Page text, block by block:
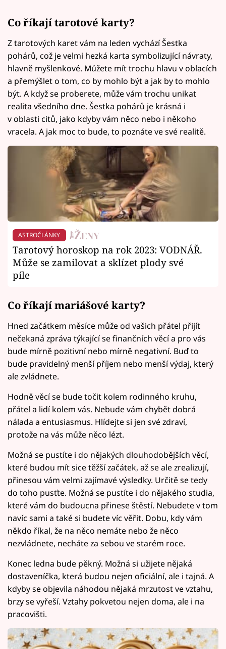
Co říkají tarotové karty?
Z tarotových karet vám na leden vychází Šestka
pohárů, což je velmi hezká karta symbolizující návraty,
hlavně myšlenkové. Můžete mít trochu hlavu v oblacích
a přemýšlet o tom, co by mohlo být a jak by to mohlo
být. A když se proberete, může vám trochu unikat
realita všedního dne. Šestka pohárů je krásná i
v oblasti citů, jako kdyby vám něco nebo i někoho
vracela. A jak moc to bude, to poznáte ve své realitě.
ASTROČLÁNKY
Tarotový horoskop na rok 2023: VODNÁŘ.
Může se zamilovat a sklízet plody své
píle
Co říkají mariášové karty?
Hned začátkem měsíce může od vašich přátel přijít
nečekaná zpráva týkající se finančních věcí a pro vás
bude mírně pozitivní nebo mírně negativní. Buď to
bude pravidelný menší příjem nebo menší výdaj, který
ale zvládnete.
Hodně věcí se bude točit kolem rodinného kruhu,
přátel a lidí kolem vás. Nebude vám chybět dobrá
nálada a entusiasmus. Hlídejte si jen své zdraví,
protože na vás může něco lézt.
Možná se pustíte i do nějakých dlouhodobějších věcí,
které budou mít sice těžší začátek, až se ale zrealizují,
přinesou vám velmi zajímavé výsledky. Určitě se tedy
do toho pusťte. Možná se pustíte i do nějakého studia,
které vám do budoucna přinese štěstí. Nebudete v tom
navíc sami a také si budete víc věřit. Dobu, kdy vám
někdo říkal, že na něco nemáte nebo že něco
nezvládnete, necháte za sebou ve starém roce.
Konec ledna bude pěkný. Možná si užijete nějaká
dostaveníčka, která budou nejen oficiální, ale i tajná. A
kdyby se objevila náhodou nějaká mrzutost ve vztahu,
brzy se vyřeší. Vztahy pokvetou nejen doma, ale i na
pracovišti.